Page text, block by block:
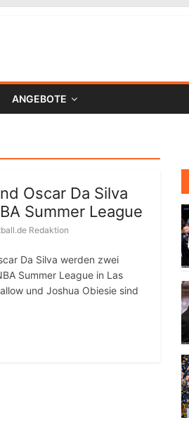
ANGEBOTE
Oscar Da Silva
Summer League
Redaktion
Da Silva werden zwei
Summer League in Las
und Joshua Obiesie sind